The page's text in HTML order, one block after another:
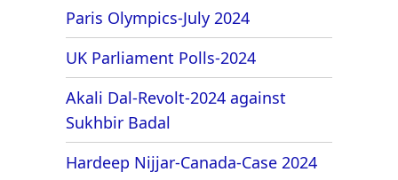
Paris Olympics-July 2024
UK Parliament Polls-2024
Akali Dal-Revolt-2024 against
Sukhbir Badal
Hardeep Nijjar-Canada-Case 2024